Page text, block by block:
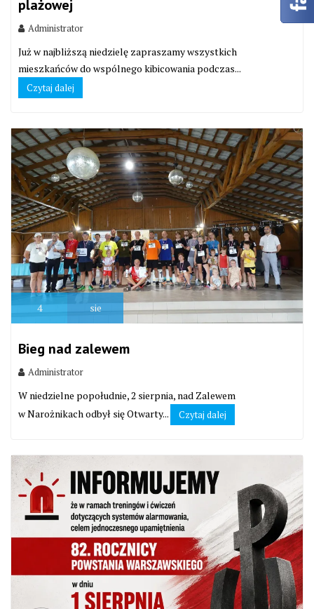
plażowej
Administrator
Już w najbliższą niedzielę zapraszamy wszystkich
mieszkańców do wspólnego kibicowania podczas...
Czytaj dalej
4 sie
Bieg nad zalewem
Administrator
W niedzielne popołudnie, 2 sierpnia, nad Zalewem
w Narożnikach odbył się Otwarty...
Czytaj dalej